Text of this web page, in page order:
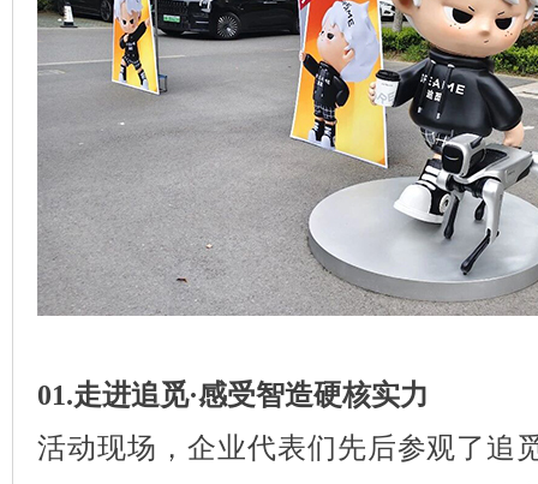
01.走进追觅·感受智造硬核实力
活动现场，企业代表们先后参观了追